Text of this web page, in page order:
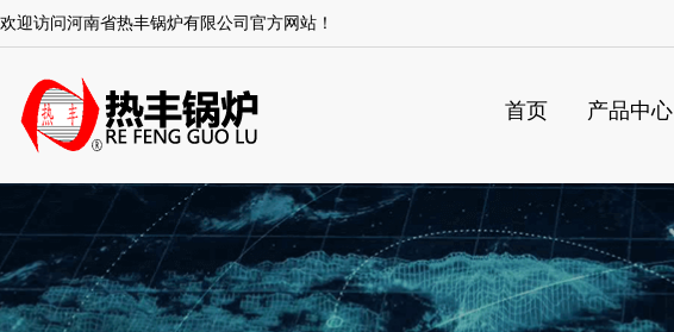
欢迎访问河南省热丰锅炉有限公司官方网站！
首页 产品中心